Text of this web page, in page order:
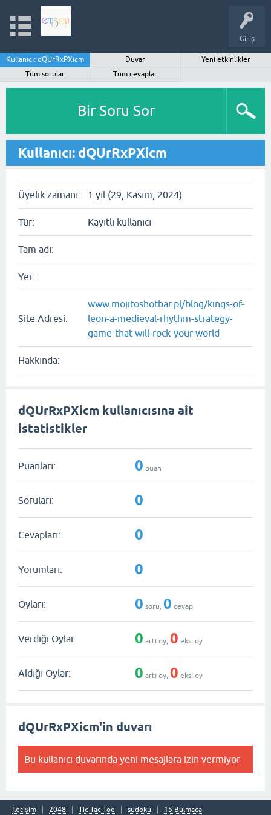
Giriş
Kullanıcı: dQUrRxPXicm Duvar
Yeni etkinlikler
Tüm sorular
Tüm cevaplar
Bir Soru Sor
Kullanıcı: dQUrRxPXicm
Üyelik zamanı: 1 yıl (29, Kasım, 2024)
Tür: Kayıtlı kullanıcı
Tam adı:
Yer:
Site Adresi:
www.mojitoshotbar.pl/blog/kings-of-
leon-a-medieval-rhythm-strategy-
game-that-will-rock-your-world
Hakkında:
dQUrRxPXicm kullanıcısına ait
istatistikler
Puanları: 0 puan
Soruları: 0
Cevapları: 0
Yorumları: 0
Oyları: 0 soru, 0 cevap
Verdiği Oylar: 0 artı oy, 0 eksi oy
Aldığı Oylar: 0 artı oy, 0 eksi oy
dQUrRxPXicm'in duvarı
Bu kullanıcı duvarında yeni mesajlara izin vermiyor
İletişim 2048 Tic Tac Toe sudoku 15 Bulmaca